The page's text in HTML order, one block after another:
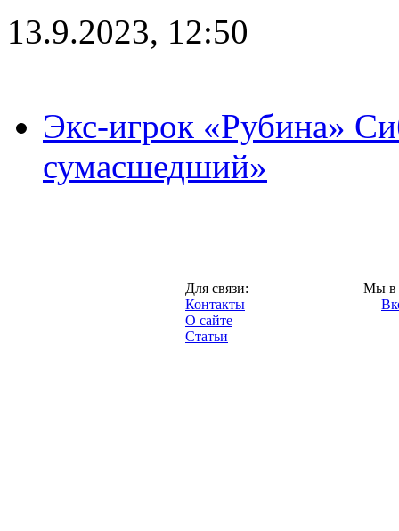
13.9.2023, 12:50
Экс-игрок «Рубина»
сумасшедший»
Для связи:
Контакты
О сайте
Статьи
Мы в